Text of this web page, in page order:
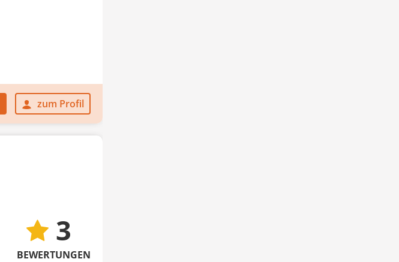
zum Profil
3
BEWERTUNGEN